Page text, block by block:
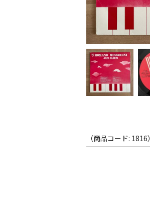
（商品コード: 1816）